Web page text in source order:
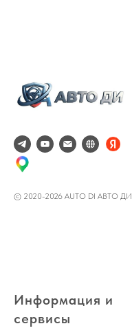
© 2020-2026 AUTO DI АВТО ДИ
Информация и
сервисы